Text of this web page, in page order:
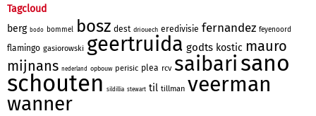
Tagcloud
berg bodo bommel bosz dest driouech eredivisie fernandez feyenoord
flamingo gasiorowski geertruida godts kostic mauro
mijnans nederland opbouw perisic plea rcv saibari sano
schouten sildillia stewart til tillman veerman
wanner